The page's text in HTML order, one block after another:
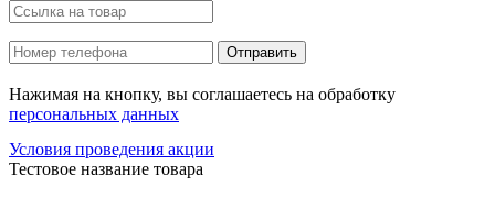
Нажимая на кнопку, вы соглашаетесь на обработку
персональных данных
Условия проведения акции
Тестовое название товара